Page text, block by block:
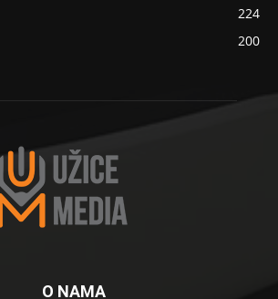
224
200
O NAMA